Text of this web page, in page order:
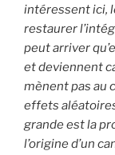
intéressent ici,
restaurer
peut arriver
et deviennent
mènent pas au
effets
grande est la
l’origine d’un